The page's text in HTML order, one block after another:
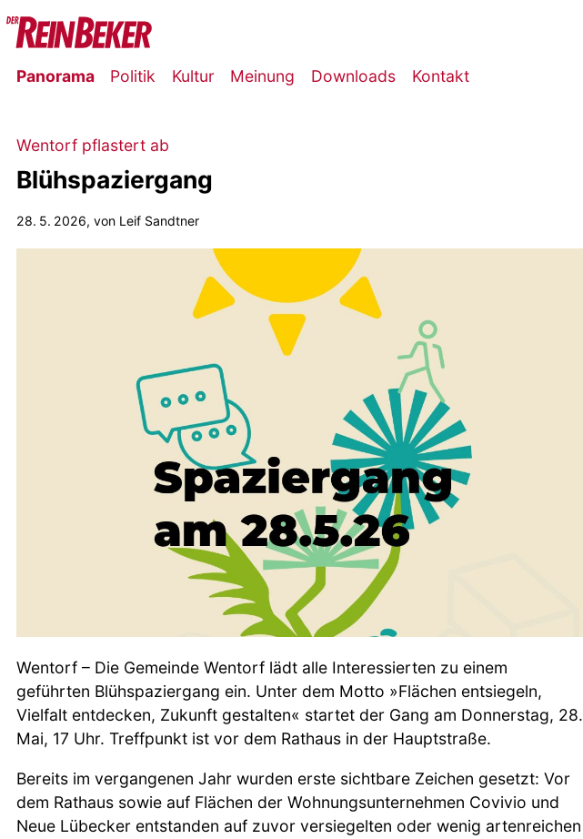
Panorama Politik Kultur Meinung Downloads Kontakt
Wentorf pflastert ab
Blühspaziergang
28. 5. 2026, von Leif Sandtner
Wentorf – Die Gemeinde Wentorf lädt alle Interessierten zu einem
geführten Blühspaziergang ein. Unter dem Motto »Flächen entsiegeln,
Vielfalt entdecken, Zukunft gestalten« startet der Gang am Donnerstag, 28.
Mai, 17 Uhr. Treffpunkt ist vor dem Rathaus in der Hauptstraße.
Bereits im vergangenen Jahr wurden erste sichtbare Zeichen gesetzt: Vor
dem Rathaus sowie auf Flächen der Wohnungsunternehmen Covivio und
Neue Lübecker entstanden auf zuvor versiegelten oder wenig artenreichen